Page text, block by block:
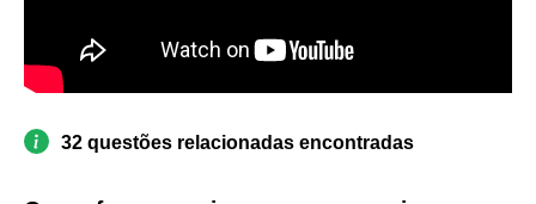
32 questões relacionadas encontradas